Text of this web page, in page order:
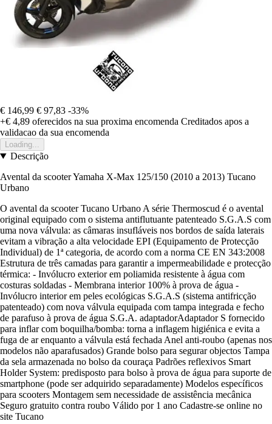
€ 146,99 € 97,83 -33%
+€ 4,89 oferecidos na sua proxima encomenda Creditados apos a
validacao da sua encomenda
Loading...
Descrição
Avental da scooter Yamaha X-Max 125/150 (2010 a 2013) Tucano
Urbano
O avental da scooter Tucano Urbano A série Thermoscud é o avental
original equipado com o sistema antiflutuante patenteado S.G.A.S com
uma nova válvula: as câmaras insufláveis nos bordos de saída laterais
evitam a vibração a alta velocidade EPI (Equipamento de Protecção
Individual) de 1ª categoria, de acordo com a norma CE EN 343:2008
Estrutura de três camadas para garantir a impermeabilidade e protecção
térmica: - Invólucro exterior em poliamida resistente à água com
costuras soldadas - Membrana interior 100% à prova de água -
Invólucro interior em peles ecológicas S.G.A.S (sistema antifricção
patenteado) com nova válvula equipada com tampa integrada e fecho
de parafuso à prova de água S.G.A. adaptadorAdaptador S fornecido
para inflar com boquilha/bomba: torna a inflagem higiénica e evita a
fuga de ar enquanto a válvula está fechada Anel anti-roubo (apenas nos
modelos não aparafusados) Grande bolso para segurar objectos Tampa
da sela armazenada no bolso da couraça Padrões reflexivos Smart
Holder System: predisposto para bolso à prova de água para suporte de
smartphone (pode ser adquirido separadamente) Modelos específicos
para scooters Montagem sem necessidade de assistência mecânica
Seguro gratuito contra roubo Válido por 1 ano Cadastre-se online no
site Tucano